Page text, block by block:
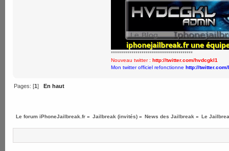
****************************************
Nouveau twitter : http://twitter.com/hvdcgkl1
Mon twitter officiel refonctionne http://
Pages: [1] En haut
Le forum iPhoneJailbreak.fr » Jailbreak (invités) » News des Jailbreak » Le